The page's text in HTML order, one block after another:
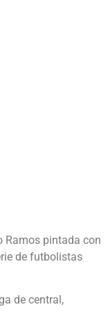
Ramos pintada con
de futbolistas
de central,